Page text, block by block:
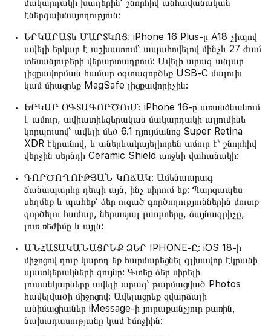
մակարդակի խաղերին՝ շնորհիվ անհավանական
էներգախնայողություն։
ԵՐԿԱՐԱՏև ՄԱՐՏԿՈՑ։ iPhone 16 Plus-ը A18 չիպով
ավելի երկար է աշխատում՝ ապահովելով մինչև 27 ժամ
տեսանյութերի վերարտադրում: Ավելի արագ անլար
լիցքավորման համար օգտագործեք USB-C մալուխ
կամ միացրեք MagSafe լիցքավորիչին:
ԵՐԿԱՐ ՕԳՏԱԳՈՐԾՈւՄ: iPhone 16-ը առանձնանում
է ամուր, ավիատիեզերական մակարդակի ալյումինե
կորպուսով՝ ավելի մեծ 6.1 դյույմանոց Super Retina
XDR էկրանով, և աներևակայելիորեն ամուր է՝ շնորհիվ
վերջին սերնդի Ceramic Shield առջևի վահանակի:
ԳՈՐԾՈՂՈՒԹՅԱՆ ԿՈՃԱԿ: Ամենաարագ
ճանապարհը դեպի այն, ինչ սիրում եք: Պարզապես
սեղմեք և պահեք՝ ձեր ուզած գործողություններին մուտք
գործելու համար, ներառյալ լապտերը, ձայնագրիչը,
լուռ ռեժիմը և այլն:
ԱՆՀԱՏԱԿԱՆԱՑՐԵՔ ՁԵՐ IPHONE-Ը: iOS 18-ի
միջոցով դուք կարող եք հարմարեցնել գլխավոր էկրանի
պատկերակների գույնը: Գտեք ձեր սիրելի
լուսանկարները ավելի արագ՝ թարմացված Photos
հավելվածի միջոցով: Ավելացրեք զվարճալի
անիմացիաներ iMessage-ի յուրաքանչյուր բառին,
նախադասությանը կամ էմոջիին: